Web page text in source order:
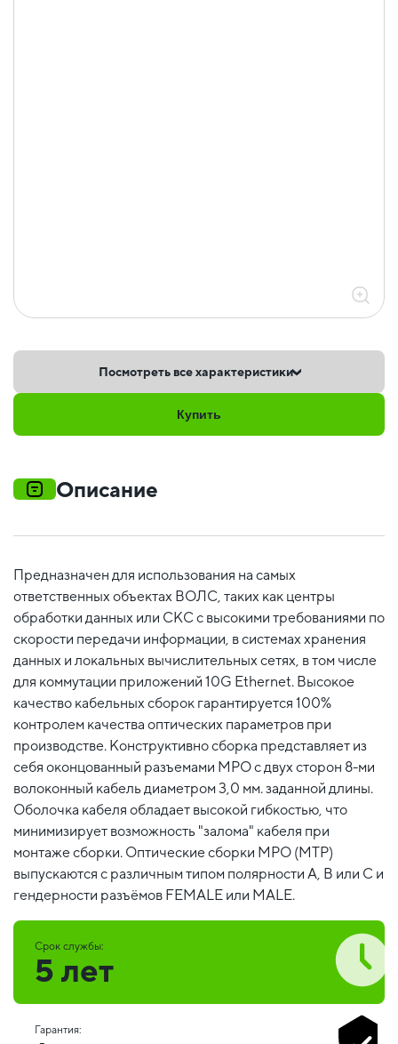
Посмотреть все характеристики
Купить
Описание
Предназначен для использования на самых
ответственных объектах ВОЛС, таких как центры
обработки данных или СКС с высокими требованиями по
скорости передачи информации, в системах хранения
данных и локальных вычислительных сетях, в том числе
для коммутации приложений 10G Ethernet. Высокое
качество кабельных сборок гарантируется 100%
контролем качества оптических параметров при
производстве. Конструктивно сборка представляет из
себя оконцованный разъемами MPO c двух сторон 8-ми
волоконный кабель диаметром 3,0 мм. заданной длины.
Оболочка кабеля обладает высокой гибкостью, что
минимизирует возможность "залома" кабеля при
монтаже сборки. Оптические сборки MPO (MTP)
выпускаются с различным типом полярности А, В или С и
гендерности разъёмов FEMALE или MALE.
Срок службы:
5 лет
Гарантия: